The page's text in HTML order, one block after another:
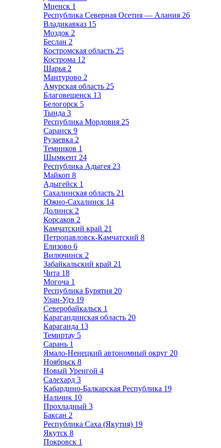
Мценск 1
Республика Северная Осетия — Алания 26
Владикавказ 15
Моздок 2
Беслан 2
Костромская область 25
Кострома 12
Шарья 2
Мантурово 2
Амурская область 25
Благовещенск 13
Белогорск 5
Тында 3
Республика Мордовия 25
Саранск 9
Рузаевка 2
Темников 1
Шымкент 24
Республика Адыгея 23
Майкоп 8
Адыгейск 1
Сахалинская область 21
Южно-Сахалинск 14
Долинск 2
Корсаков 2
Камчатский край 21
Петропавловск-Камчатский 8
Елизово 6
Вилючинск 2
Забайкальский край 21
Чита 18
Могоча 1
Республика Бурятия 20
Улан-Удэ 19
Северобайкальск 1
Карагандинская область 20
Караганда 13
Темиртау 5
Сарань 1
Ямало-Ненецкий автономный округ 20
Ноябрьск 8
Новый Уренгой 4
Салехард 3
Кабардино-Балкарская Республика 19
Нальчик 10
Прохладный 3
Баксан 2
Республика Саха (Якутия) 19
Якутск 8
Покровск 1